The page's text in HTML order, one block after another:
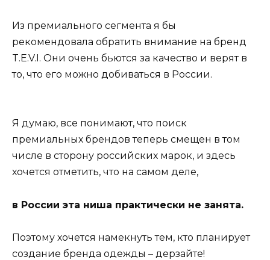
Из премиального сегмента я бы
рекомендовала обратить внимание на бренд
T.E.V.I. Они очень бьются за качество и верят в
то, что его можно добиваться в России.
Я думаю, все понимают, что поиск
премиальных брендов теперь смещен в том
числе в сторону российских марок, и здесь
хочется отметить, что на самом деле,
в России эта ниша практически не занята.
Поэтому хочется намекнуть тем, кто планирует
создание бренда одежды – дерзайте!